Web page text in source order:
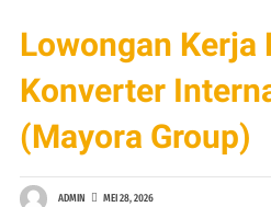
Lowongan Kerja
Konverter
(Mayora Group)
ADMIN MEI 28, 2026